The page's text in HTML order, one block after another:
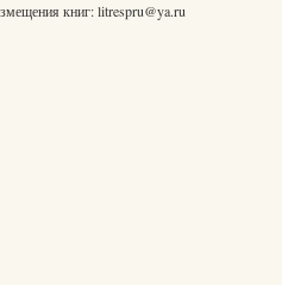
книг:litrespru@ya.ru